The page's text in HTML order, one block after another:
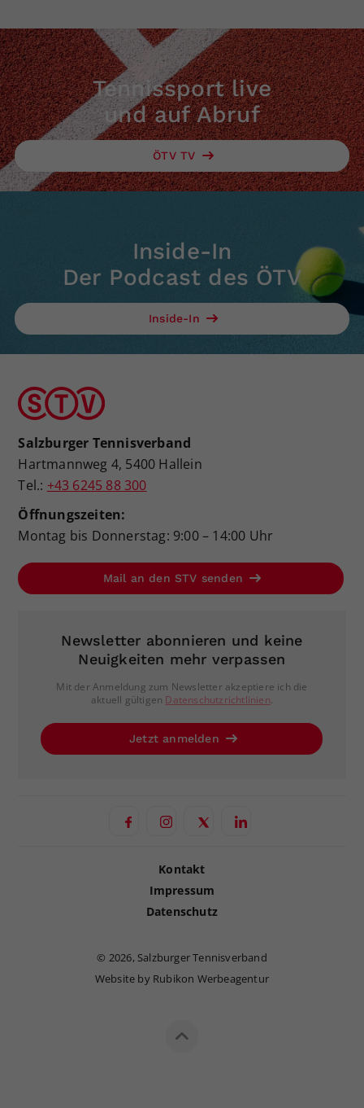
Tennissport live
und auf Abruf
ÖTV TV
Inside-In
Der Podcast des ÖTV
Inside-In
Salzburger Tennisverband
Hartmannweg 4, 5400 Hallein
Tel.: +43 6245 88 300
Öffnungszeiten:
Montag bis Donnerstag: 9:00 – 14:00 Uhr
Mail an den STV senden
Newsletter abonnieren und keine
Neuigkeiten mehr verpassen
Mit der Anmeldung zum Newsletter akzeptiere ich die
aktuell gültigen Datenschutzrichtlinien.
Jetzt anmelden
Kontakt
Impressum
Datenschutz
© 2026, Salzburger Tennisverband
Website by Rubikon Werbeagentur